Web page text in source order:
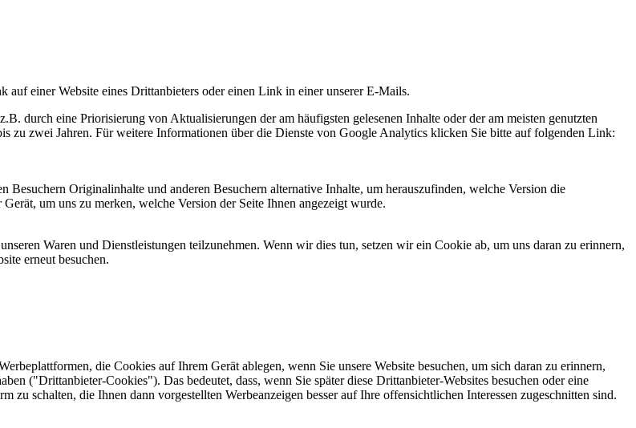
einer Website eines Drittanbieters oder einen Link in einer unserer E-Mails.
durch eine Priorisierung von Aktualisierungen der am häufigsten gelesenen Inhalte oder der am meisten genutzten
zu zwei Jahren. Für weitere Informationen über die Dienste von Google Analytics klicken Sie bitte auf folgenden Link:
Originalinhalte und anderen Besuchern alternative Inhalte, um herauszufinden, welche Version die
um uns zu merken, welche Version der Seite Ihnen angezeigt wurde.
Waren und Dienstleistungen teilzunehmen. Wenn wir dies tun, setzen wir ein Cookie ab, um uns daran zu erinnern,
erneut besuchen.
die Cookies auf Ihrem Gerät ablegen, wenn Sie unsere Website besuchen, um sich daran zu erinnern,
("Drittanbieter-Cookies"). Das bedeutet, dass, wenn Sie später diese Drittanbieter-Websites besuchen oder eine
zu schalten, die Ihnen dann vorgestellten Werbeanzeigen besser auf Ihre offensichtlichen Interessen zugeschnitten sind.